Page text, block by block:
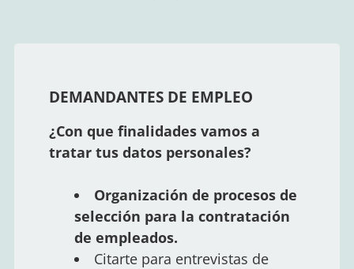
DEMANDANTES DE EMPLEO
¿Con que finalidades vamos a
tratar tus datos personales?
Organización de procesos de
selección para la contratación
de empleados.
Citarte para entrevistas de